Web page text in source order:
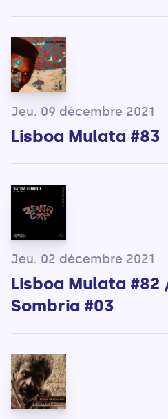
Jeu. 09 décembre 2021
Lisboa Mulata #83
Jeu. 02 décembre 2021
Lisboa Mulata
Sombria #03